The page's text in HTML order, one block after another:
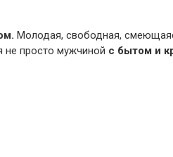
Молодая, свободная,
не просто мужчиной с бытом и